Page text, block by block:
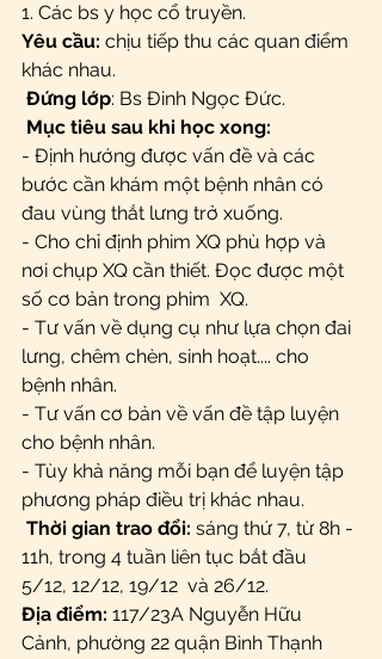
1. Các bs y học cổ truyền.
Yêu cầu: chịu tiếp thu các quan điểm
khác nhau.
Đứng lớp: Bs Đinh Ngọc Đức.
Mục tiêu sau khi học xong:
- Định hướng được vấn đề và các
bước cần khám một bệnh nhân có
đau vùng thắt lưng trở xuống.
- Cho chỉ định phim XQ phù hợp và
nơi chụp XQ cần thiết. Đọc được một
số cơ bản trong phim  XQ.
- Tư vấn về dụng cụ như lựa chọn đai
lưng, chêm chèn, sinh hoạt.... cho
bệnh nhân.
- Tư vấn cơ bản về vấn đề tập luyện
cho bệnh nhân.
- Tùy khả năng mỗi bạn để luyện tập
phương pháp điều trị khác nhau.
Thời gian trao đổi: sáng thứ 7, từ 8h -
11h, trong 4 tuần liên tục bắt đầu
5/12, 12/12, 19/12  và 26/12.
Địa điểm: 117/23A Nguyễn Hữu
Cảnh, phường 22 quận Bình Thạnh